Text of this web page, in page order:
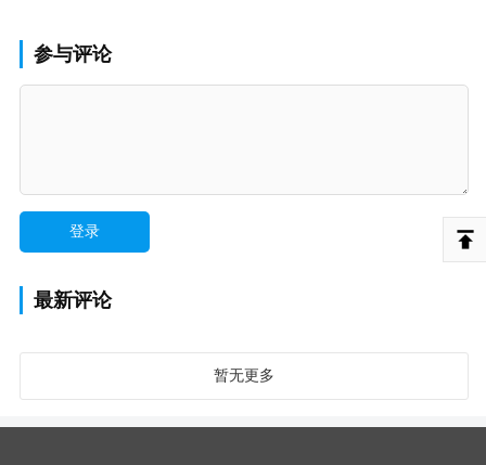
参与评论
最新评论
暂无更多